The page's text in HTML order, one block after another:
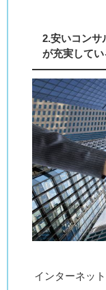
2.安いコンサ
が充実して
インターネッ